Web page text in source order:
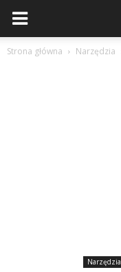
Akademiarozwojubiznesu.pl
Strona główna Narzędzia
Narzędzia